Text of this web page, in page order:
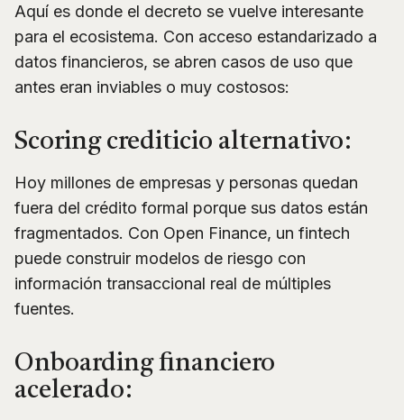
Aquí es donde el decreto se vuelve interesante
para el ecosistema. Con acceso estandarizado a
datos financieros, se abren casos de uso que
antes eran inviables o muy costosos:
Scoring crediticio alternativo:
Hoy millones de empresas y personas quedan
fuera del crédito formal porque sus datos están
fragmentados. Con Open Finance, un fintech
puede construir modelos de riesgo con
información transaccional real de múltiples
fuentes.
Onboarding financiero
acelerado: